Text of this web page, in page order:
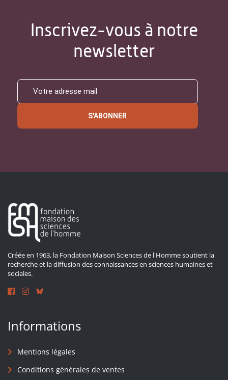
Inscrivez-vous à notre
newsletter
S'ABONNER
Créée en 1963, la Fondation Maison Sciences de l'Homme soutient la
recherche et la diffusion des connaissances en sciences humaines et
sociales.
Informations
Mentions légales
Conditions générales de ventes